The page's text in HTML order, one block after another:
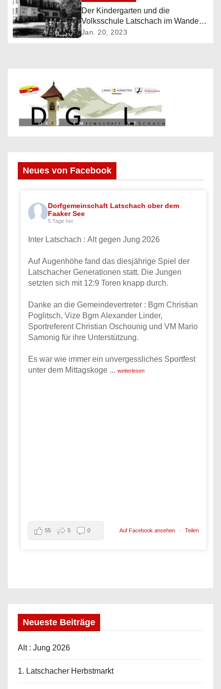
g
a
o
n
Der Kindergarten und die
Volksschule Latschach im Wandel
der Zeit (2019 + 2023)
Jan. 20, 2023
Neues von Facebook
Dorfgemeinschaft Latschach ober dem
Faaker See
5 Tage her
Inter Latschach : Alt gegen Jung 2026
Auf Augenhöhe fand das diesjährige Spiel der
Latschacher Generationen statt. Die Jungen
setzten sich mit 12:9 Toren knapp durch.
Danke an die Gemeindevertreter : Bgm Christian
Poglitsch, Vize Bgm Alexander Linder,
Sportreferent Christian Oschounig und VM Mario
Samonig für ihre Unterstützung.
Es war wie immer ein unvergessliches Sportfest
unter dem Mittagskoge ... weiterlesen
Auf Facebook ansehen · Teilen
55 5 0
Neueste Beiträge
Alt : Jung 2026
1. Latschacher Herbstmarkt